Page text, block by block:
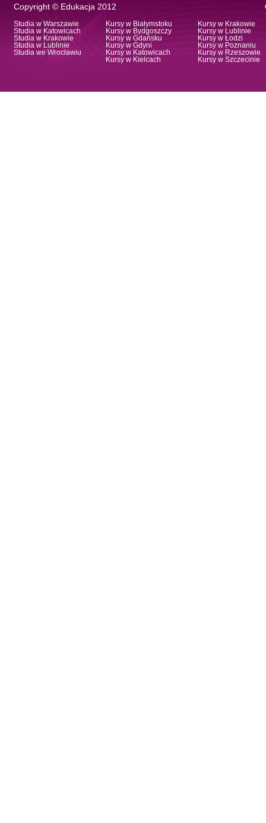
Copyright © Edukacja 2012
Studia w Warszawie
Studia w Katowicach
Studia w Krakowie
Studia w Lublinie
Studia we Wrocławiu
Kursy w Białymstoku
Kursy w Bydgoszczy
Kursy w Gdańsku
Kursy w Gdyni
Kursy w Katowicach
Kursy w Kielcach
Kursy w Krakowie
Kursy w Lublinie
Kursy w Łodzi
Kursy w Poznaniu
Kursy w Rzeszowie
Kursy w Szczecinie